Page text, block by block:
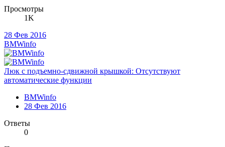
Просмотры
1K
28 Фев 2016
BMWinfo
Люк с подъемно-сдвижной крышкой: Отсутствуют
автоматические функции
BMWinfo
28 Фев 2016
Ответы
0